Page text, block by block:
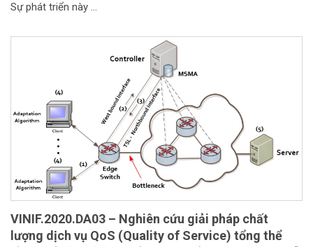
Sự phát triển này
VINIF.2020.DA03 – Nghiên cứu giải pháp chất
lượng dịch vụ QoS (Quality of Service) tổng thể